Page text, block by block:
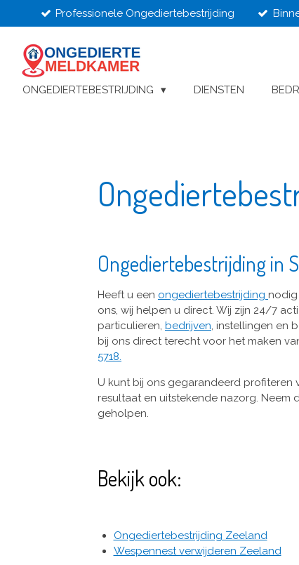
direct
naar
hoofdinhoud
Professionele Ongediertebestrijding
ONGEDIERTEBESTRIJDING DIENSTEN
Ongediertebestrijding in
Heeft u een ongediertebestrijding nodig
ons, wij helpen u direct. Wij zijn 24/7
particulieren, bedrijven , instellingen en
bij ons direct terecht voor het maken
5718.
U kunt bij ons gegarandeerd profiteren
resultaat en uitstekende nazorg.
geholpen.
Bekijk ook:
Ongediertebestrijding Zeeland
Wespennest verwijderen Zeeland